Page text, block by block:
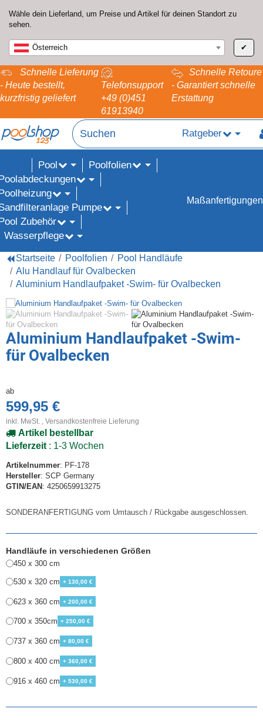
Wähle dein Lieferland, um Preise und Artikel für deinen Standort zu
sehen.
Österreich ✔
Schnelle Lieferung
- Heute bestellt,
kurzfristig geliefert
Telefonsupport
+49 (0)451
61913940
Schnelle Retoure
- Garantiert schnelle
Erstattung
Ratgeber
Pool
Poolfolien
Pumpe
Zubehör
Wasserpflege
Maßanfertigungen
Startseite Poolfolien
Pool Handläufe
Alu Handlauf für Ovalbecken
Aluminium Handlaufpaket -Swim- für Ovalbecken
Aluminium Handlaufpaket -Swim-
für Ovalbecken
ab
599,95 €
inkl. MwSt. , Versandkostenfreie Lieferung
Artikel bestellbar
Lieferzeit : 1-3 Wochen
Artikelnummer: PF-178
Hersteller: SCP Germany
GTIN/EAN : 4250659913275
SONDERANFERTIGUNG vom Umtausch / Rückgabe ausgeschlossen.
Handläufe in verschiedenen Größen
450 x 300 cm
530 x 320 cm + 130,00 €
623 x 360 cm + 200,00 €
700 x 350cm + 250,00 €
737 x 360 cm + 80,00 €
800 x 400 cm + 360,00 €
916 x 460 cm + 530,00 €